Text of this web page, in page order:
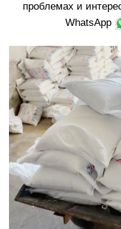
проблемах и
WhatsApp